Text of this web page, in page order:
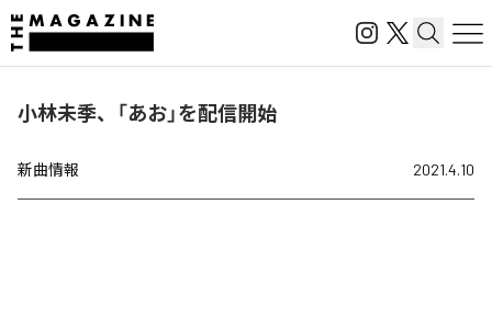
小林未季、「あお」を配信開始
新曲情報 2021.4.10